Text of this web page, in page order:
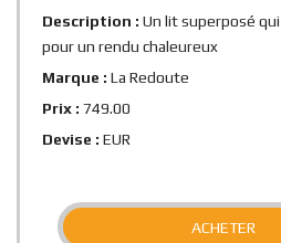
Description : Un lit superposé
pour un rendu chaleureux
Marque : La Redoute
Prix : 749.00
Devise : EUR
ACHETER